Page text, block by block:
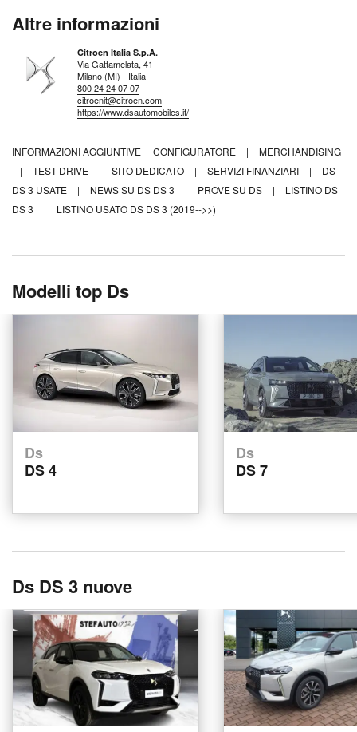
Altre informazioni
Citroen Italia S.p.A.
Via Gattamelata, 41
Milano (MI) - Italia
800 24 24 07 07
citroenit@citroen.com
https://www.dsautomobiles.it/
INFORMAZIONI AGGIUNTIVE CONFIGURATORE |
MERCHANDISING
|
TEST DRIVE | SITO DEDICATO | SERVIZI FINANZIARI |
DS
DS 3 USATE
| NEWS SU DS DS 3 | PROVE SU DS |
LISTINO DS
DS 3
| LISTINO USATO DS DS 3 (2019-->>)
Modelli top Ds
Ds
DS 4
Ds
DS 7
Ds DS 3 nuove